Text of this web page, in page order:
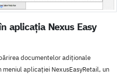
aplicația Nexus Easy
documentelor adiționale
aplicației NexusEasyRetail, un